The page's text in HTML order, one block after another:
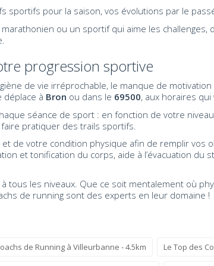
sportifs pour la saison, vos évolutions par le
ou un sportif qui aime les
progression sportive
de vie irréprochable, le manque de
déplace à Bron ou dans le 69500, aux horaires
séance de sport : en fonction de votre
pratiquer des trails sportifs.
de votre condition physique afin de remplir vos
et tonification du corps, aide à l’évacuation
tous les niveaux. Que ce soit mentalement où
de running sont des experts en leur domaine !
de Running à Villeurbanne - 4.5km Le Top des